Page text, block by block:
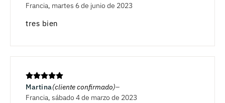
Francia, martes 6 de junio de 2023
tres bien
Martina(cliente confirmado)
Francia, sábado 4 de marzo de 2023